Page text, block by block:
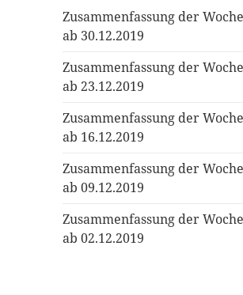
Zusammenfassung der Woche
ab 30.12.2019
Zusammenfassung der Woche
ab 23.12.2019
Zusammenfassung der Woche
ab 16.12.2019
Zusammenfassung der Woche
ab 09.12.2019
Zusammenfassung der Woche
ab 02.12.2019